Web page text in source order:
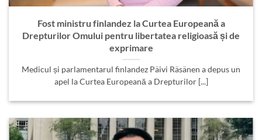
Fost ministru finlandez la Curtea Europeană a
Drepturilor Omului pentru libertatea religioasă și de
exprimare
Medicul și parlamentarul finlandez Päivi Räsänen a depus un
apel la Curtea Europeană a Drepturilor [...]